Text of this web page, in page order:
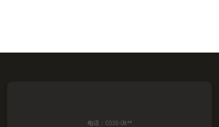
电话：0335-08**